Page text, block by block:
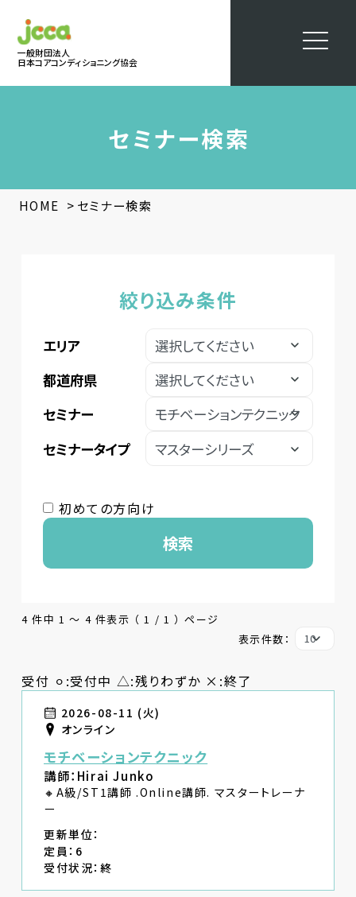
一般財団法人
日本コアコンディショニング協会
セミナー検索
HOME > セミナー検索
絞り込み条件
エリア
都道府県
セミナー
セミナータイプ
初めての方向け
検索
4 件中 1 〜 4 件表示 （ 1 / 1 ） ページ
表示件数：
受付 ⚪︎:受付中 △:残りわずか ×:終了
2026-08-11 (火)
オンライン
モチベーションテクニック
講師：Hirai Junko
🔸A級/ST1講師 .Online講師. マスタートレーナ
ー
更新単位：
定員：6
受付状況：終